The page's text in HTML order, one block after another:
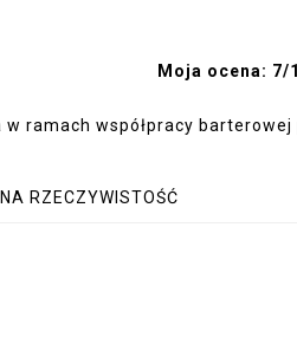
Moja ocena: 7/
w ramach współpracy
RZECZYWISTOŚĆ